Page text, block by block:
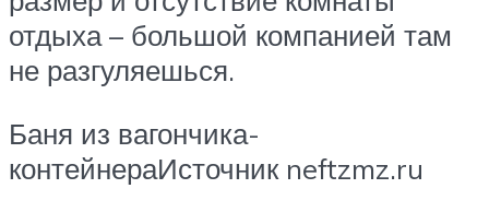
отдыха – большой компанией там
не разгуляешься.
Баня из вагончика-
контейнераИсточник neftzmz.ru